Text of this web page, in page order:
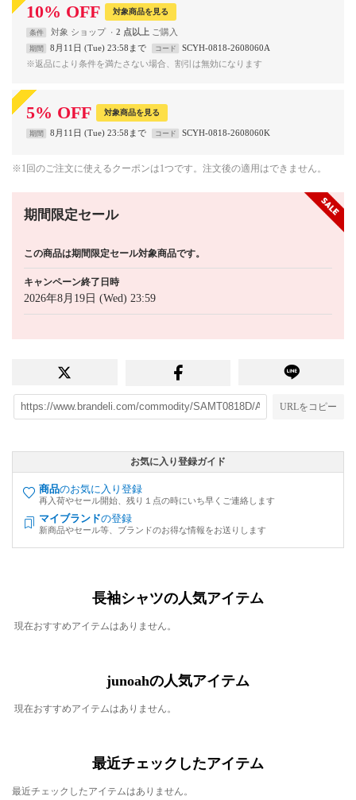
10% OFF 対象商品を見る
条件 対象 ショップ 2 点以上
期間 8月11日 (Tue) 23:58まで コード
SCYH-0818-2608060A
※返品により条件を満たさない場合、割引は無効になります
5% OFF 対象商品を見る
期間 8月11日 (Tue) 23:58まで コード SCYH-0818-2608060K
※1回のご注文に使えるクーポンは1つです。注文後の適用はできません。
期間限定セール
この商品は期間限定セール対象商品です。
キャンペーン終了日時
2026年8月19日 (Wed) 23:59
URLをコピー
お気に入り登録ガイド
商品のお気に入り登録
再入荷やセール開始、残り１点の時にいち早くご連絡します
マイブランドの登録
新商品やセール等、ブランドのお得な情報をお送りします
長袖シャツの人気アイテム
現在おすすめアイテムはありません。
junoahの人気アイテム
現在おすすめアイテムはありません。
最近チェックしたアイテム
最近チェックしたアイテムはありません。